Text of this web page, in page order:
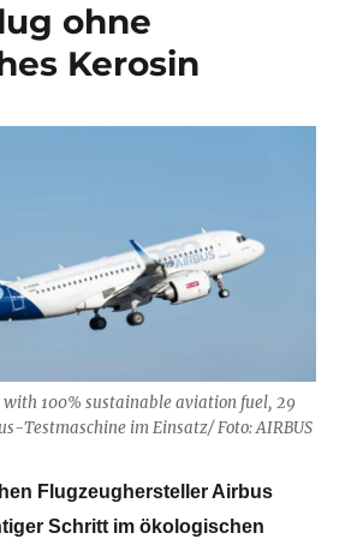
ohne
Kerosin
with 100% sustainable aviation fuel, 29
Testmaschine im Einsatz/ Foto: AIRBUS
Flugzeughersteller Airbus
Schritt im ökologischen